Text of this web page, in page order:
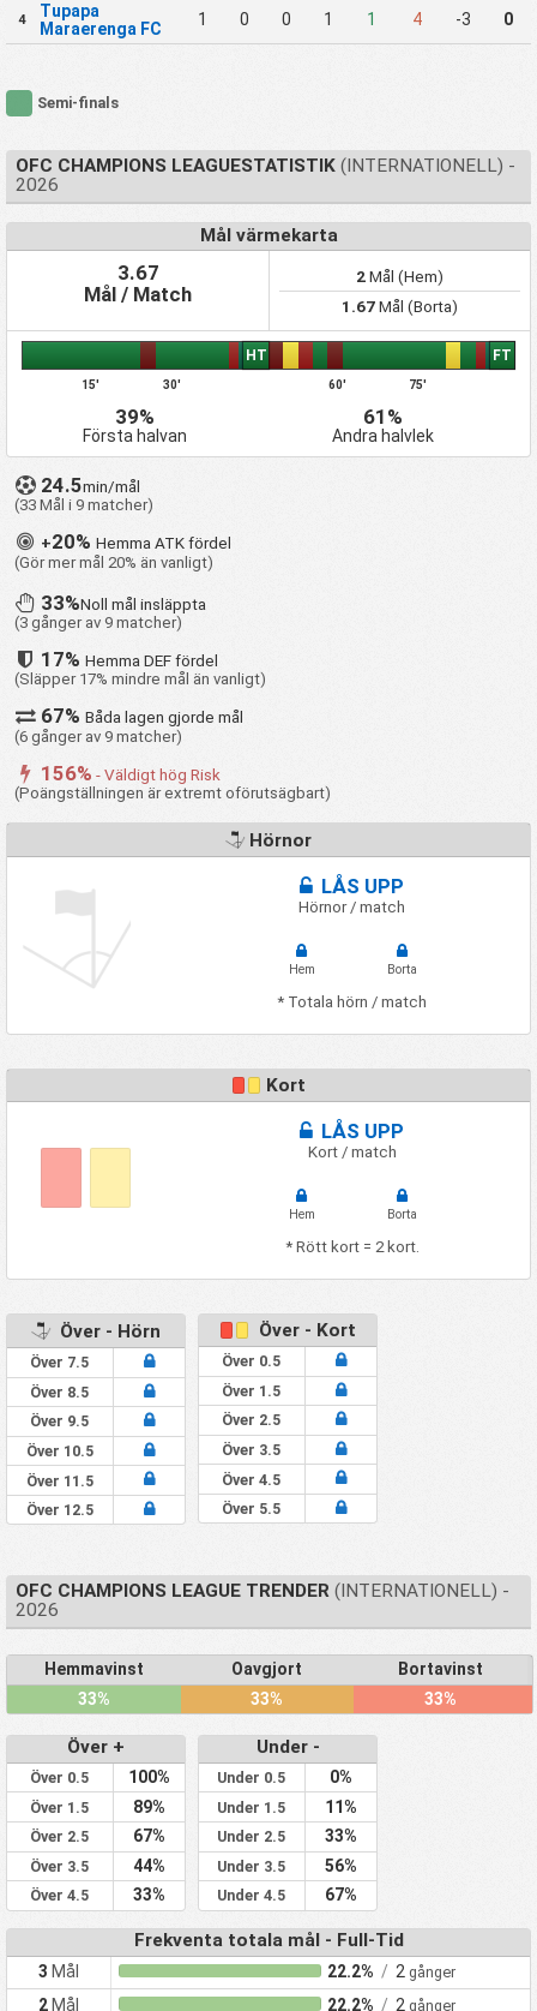
4
Tupapa
Maraerenga FC
1 0 0 1 1 4 -3 0
Semi-finals
OFC CHAMPIONS LEAGUESTATISTIK(INTERNATIONELL) -
2026
Mål värmekarta
3.67
Mål / Match
2 Mål (Hem)
1.67 Mål (Borta)
15' 30'
HT
60' 75'
FT
39%
Första halvan
61%
Andra halvlek
24.5min/mål
(33 Mål i 9 matcher)
+20% Hemma ATK fördel
(Gör mer mål 20% än vanligt)
33%Noll mål insläppta
(3 gånger av 9 matcher)
17%Hemma DEF fördel
(Släpper 17% mindre mål än vanligt)
67%Båda lagen gjorde mål
(6 gånger av 9 matcher)
156% - Väldigt hög Risk
(Poängställningen är extremt oförutsägbart)
Hörnor
LÅS UPP
Hörnor / match
Hem Borta
* Totala hörn / match
Kort
LÅS UPP
Kort / match
Hem Borta
* Rött kort = 2 kort.
Över - Hörn
Över 7.5
Över 8.5
Över 9.5
Över 10.5
Över 11.5
Över 12.5
Över - Kort
Över 0.5
Över 1.5
Över 2.5
Över 3.5
Över 4.5
Över 5.5
OFC CHAMPIONS LEAGUE TRENDER (INTERNATIONELL) -
2026
Hemmavinst Oavgjort
Bortavinst
33%
33% 33%
Över +
Över 0.5 100%
Över 1.5 89%
Över 2.5 67%
Över 3.5 44%
Över 4.5 33%
Under -
Under 0.5 0%
Under 1.5 11%
Under 2.5 33%
Under 3.5 56%
Under 4.5 67%
Frekventa totala mål - Full-Tid
3 Mål 22.2% / 2 gånger
2 Mål 22.2% / 2 gånger